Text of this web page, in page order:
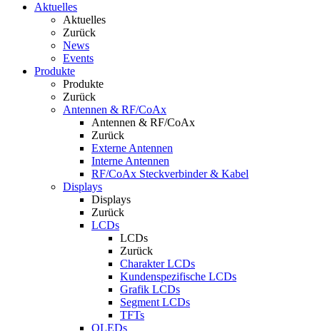
Aktuelles
Aktuelles
Zurück
News
Events
Produkte
Produkte
Zurück
Antennen & RF/CoAx
Antennen & RF/CoAx
Zurück
Externe Antennen
Interne Antennen
RF/CoAx Steckverbinder & Kabel
Displays
Displays
Zurück
LCDs
LCDs
Zurück
Charakter LCDs
Kundenspezifische LCDs
Grafik LCDs
Segment LCDs
TFTs
OLEDs